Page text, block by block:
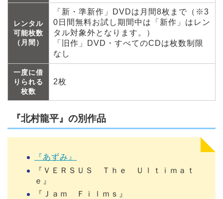
レンタル
可能枚数
（月間）
「新・準新作」DVDは月間8枚まで（※3
0日間無料お試し期間中は「新作」はレン
タル対象外となります。）
「旧作」DVD・すべてのCDは枚数制限
なし
一度に借
りられる
枚数
2枚
『北村龍平』の別作品
『あずみ』
『ＶＥＲＳＵＳ Ｔｈｅ Ｕｌｔｉｍａｔ
ｅ』
『Ｊａｍ Ｆｉｌｍｓ』